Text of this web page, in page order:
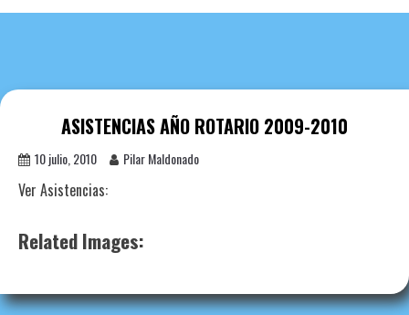
ASISTENCIAS AÑO ROTARIO 2009-2010
10 julio, 2010 Pilar Maldonado
Ver Asistencias:
Related Images: